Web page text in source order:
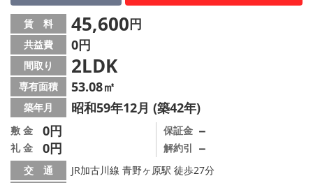
Instagram
店舗情報·アクセス
会社概要
メールでお問い合わせ
賃 料 45,600円
共益費 0円
間取り 2LDK
専有面積 53.08㎡
築年月 昭和59年12月 (築42年)
敷 金 0円
礼 金 0円
保証金 －
解約引 －
交 通
JR加古川線 青野ヶ原駅 徒歩27分